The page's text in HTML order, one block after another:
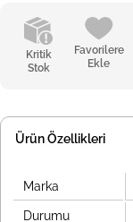
Kritik
Stok
Favorilere
Ekle
Ürün Özellikleri
Marka
Durumu